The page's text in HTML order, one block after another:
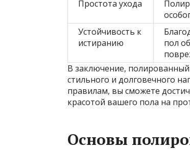
Простота ухода
Устойчивость к
истиранию
пол
В заключение,
стильного и долговечного
правилам, вы сможете
красотой вашего пола на
Основы